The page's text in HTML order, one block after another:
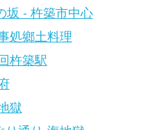
坂 - 杵築市中心
処鄉土料理
杵築駅
獄